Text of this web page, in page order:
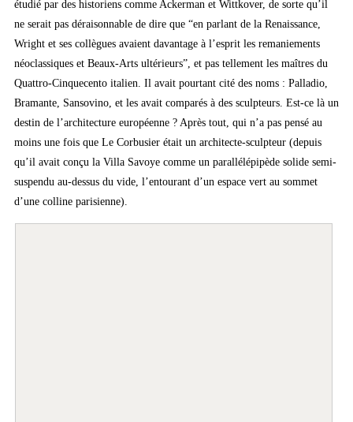
étudié par des historiens comme Ackerman et Wittkover, de sorte qu’il
ne serait pas déraisonnable de dire que “en parlant de la Renaissance,
Wright et ses collègues avaient davantage à l’esprit les remaniements
néoclassiques et Beaux-Arts ultérieurs”, et pas tellement les maîtres du
Quattro-Cinquecento italien. Il avait pourtant cité des noms : Palladio,
Bramante, Sansovino, et les avait comparés à des sculpteurs. Est-ce là un
destin de l’architecture européenne ? Après tout, qui n’a pas pensé au
moins une fois que Le Corbusier était un architecte-sculpteur (depuis
qu’il avait conçu la Villa Savoye comme un parallélépipède solide semi-
suspendu au-dessus du vide, l’entourant d’un espace vert au sommet
d’une colline parisienne).